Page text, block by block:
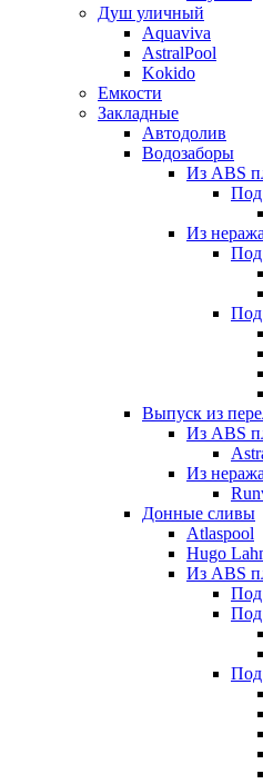
Душ уличный
Aquaviva
AstralPool
Kokido
Емкости
Закладные
Автодолив
Водозаборы
Из ABS
Под
Из
Под
Под
Выпуск из
Из ABS
Из
Донные сливы
Atlaspool
Hugo
Из ABS
Под
Под
Под